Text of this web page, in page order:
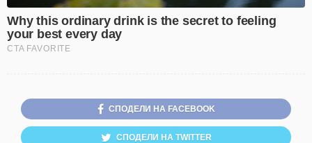
СПОДЕЛИ НА FACEBOOK
СПОДЕЛИ НА TWITTER